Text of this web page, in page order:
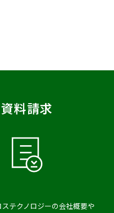
資料請求
テクノロジーの会社概要や